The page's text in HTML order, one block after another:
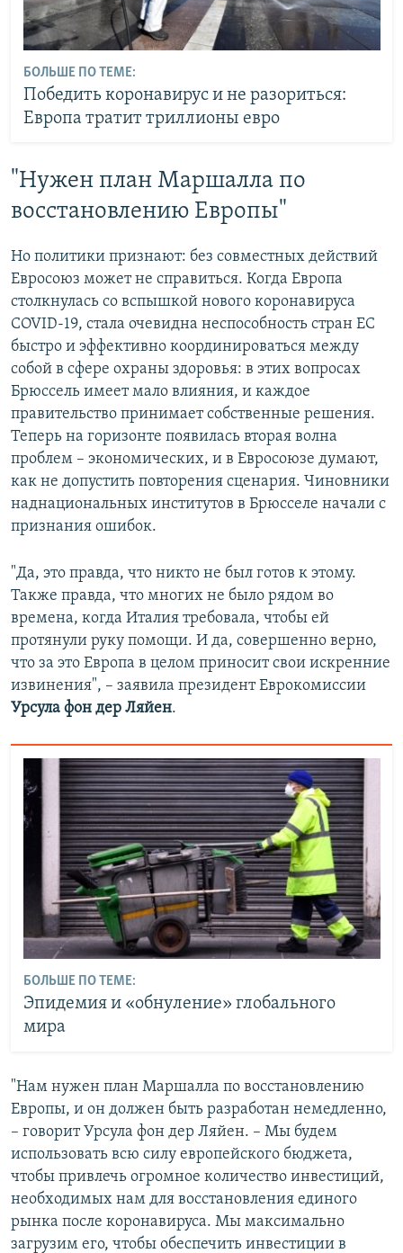
БОЛЬШЕ ПО ТЕМЕ:
Победить коронавирус и не разориться:
Европа тратит триллионы евро
"Нужен план Маршалла по
восстановлению Европы"
Но политики признают: без совместных действий
Евросоюз может не справиться. Когда Европа
столкнулась со вспышкой нового коронавируса
COVID-19, стала очевидна неспособность стран ЕС
быстро и эффективно координироваться между
собой в сфере охраны здоровья: в этих вопросах
Брюссель имеет мало влияния, и каждое
правительство принимает собственные решения.
Теперь на горизонте появилась вторая волна
проблем – экономических, и в Евросоюзе думают,
как не допустить повторения сценария. Чиновники
наднациональных институтов в Брюсселе начали с
признания ошибок.
"Да, это правда, что никто не был готов к этому.
Также правда, что многих не было рядом во
времена, когда Италия требовала, чтобы ей
протянули руку помощи. И да, совершенно верно,
что за это Европа в целом приносит свои искренние
извинения", – заявила президент Еврокомиссии
Урсула фон дер Ляйен.
БОЛЬШЕ ПО ТЕМЕ:
Эпидемия и «обнуление» глобального
мира
"Нам нужен план Маршалла по восстановлению
Европы, и он должен быть разработан немедленно,
– говорит Урсула фон дер Ляйен. – Мы будем
использовать всю силу европейского бюджета,
чтобы привлечь огромное количество инвестиций,
необходимых нам для восстановления единого
рынка после коронавируса. Мы максимально
загрузим его, чтобы обеспечить инвестиции в